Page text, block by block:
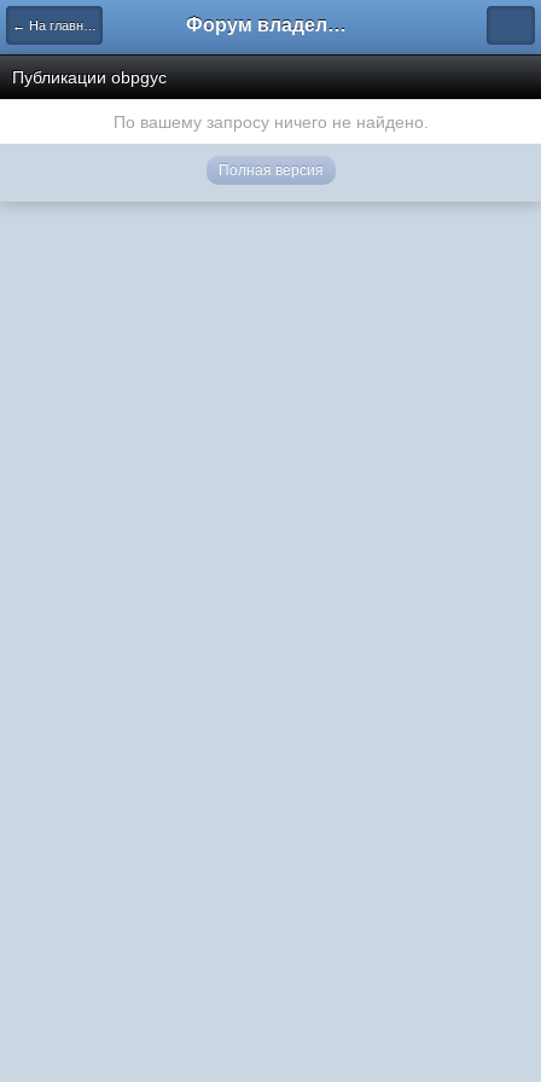
← На главную Форум владельцев интернет-магазинов
Публикации obpgyc
По вашему запросу ничего не найдено.
Полная версия